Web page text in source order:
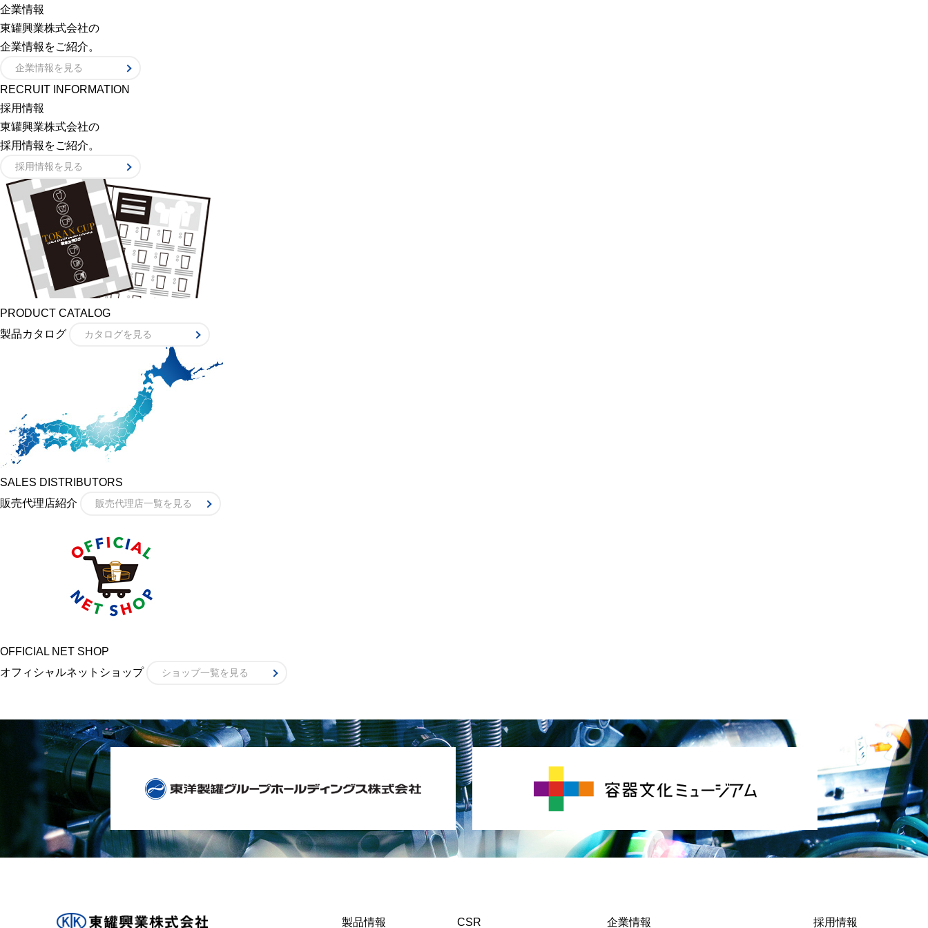
企業情報
東罐興業株式会社の
企業情報をご紹介。
企業情報を見る
RECRUIT INFORMATION
採用情報
東罐興業株式会社の
採用情報をご紹介。
採用情報を見る
PRODUCT CATALOG
製品カタログ
カタログを見る
SALES DISTRIBUTORS
販売代理店紹介
販売代理店一覧を見る
OFFICIAL NET SHOP
オフィシャルネットショップ
ショップ一覧を見る
製品情報 CSR 企業情報 採用情報